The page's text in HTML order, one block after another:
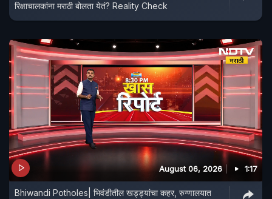
रिक्षाचालकांना मराठी बोलता येतं? Reality Check
August 06, 2026 1:17
Bhiwandi Potholes| भिवंडीतील खड्ड्यांचा कहर, रुग्णालयात